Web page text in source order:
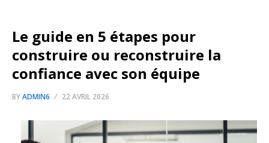
Le guide en 5 étapes pour
construire ou reconstruire la
confiance avec son équipe
BYADMIN6 22 AVRIL 2026